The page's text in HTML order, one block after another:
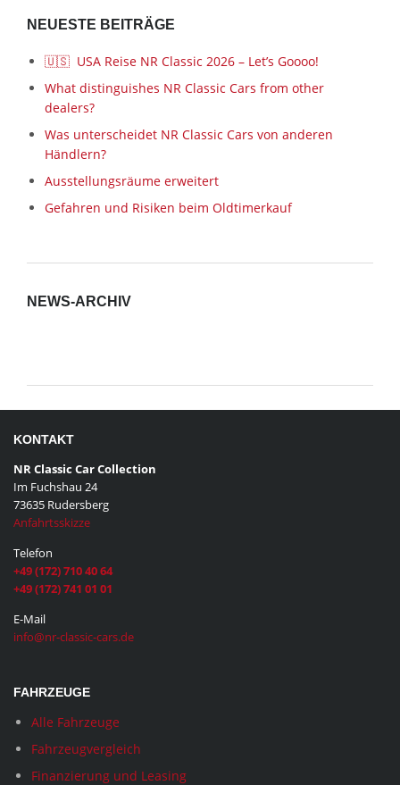
NEUESTE BEITRÄGE
🇺🇸 USA Reise NR Classic 2026 – Let’s Goooo!
What distinguishes NR Classic Cars from other
dealers?
Was unterscheidet NR Classic Cars von anderen
Händlern?
Ausstellungsräume erweitert
Gefahren und Risiken beim Oldtimerkauf
NEWS-ARCHIV
KONTAKT
NR Classic Car Collection
Im Fuchshau 24
73635 Rudersberg
Anfahrtsskizze
Telefon
+49 (172) 710 40 64
+49 (172) 741 01 01
E-Mail
info@nr-classic-cars.de
FAHRZEUGE
Alle Fahrzeuge
Fahrzeugvergleich
Finanzierung und Leasing